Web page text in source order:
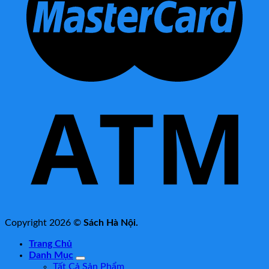
Copyright 2026 © Sách Hà Nội.
Trang Chủ
Danh Mục
Tất Cả Sản Phẩm